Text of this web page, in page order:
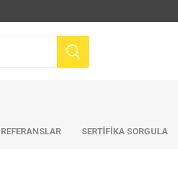
REFERANSLAR SERTİFİKA SORGULA